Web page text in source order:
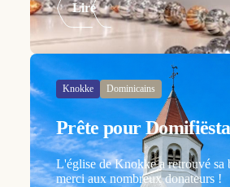
Lire
Knokke Dominicains
Prête pour
L'église de Knokke a retrouvé sa
merci aux nombreux donateurs !